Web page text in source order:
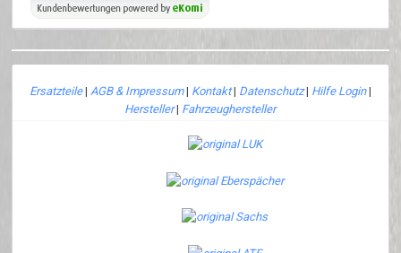
Ersatzteile| AGB & Impressum| Kontakt| Datenschutz| Hilfe Login|
Hersteller| Fahrzeughersteller